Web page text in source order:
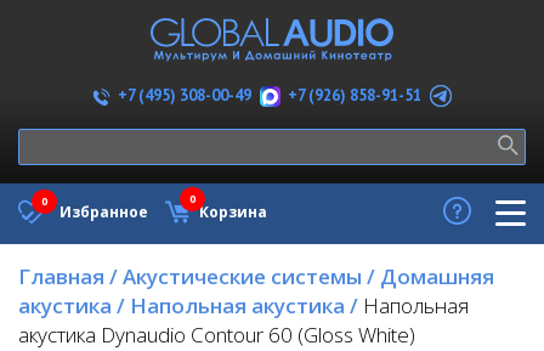
+7 (495) 308-00-49 +7 (926) 858-91-51
Избранное
0
Корзина
0
Главная /Акустические системы / Домашняя
акустика / Напольная акустика / Напольная
акустика Dynaudio Contour 60 (Gloss White)